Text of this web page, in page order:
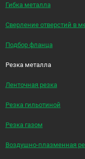
Гибка металла
Сверление отверстий в
Подбор фланца
Резка металла
Ленточная резка
Резка гильотиной
Резка газом
Воздушно-плазменная